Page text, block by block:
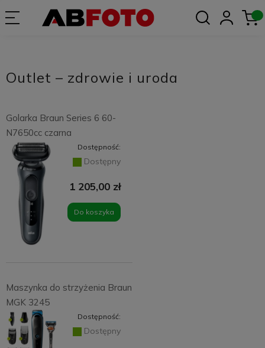
Outlet – zdrowie i uroda
Golarka Braun Series 6 60-
N7650cc czarna
Dostępność:
Dostępny
1 205,00 zł
Do koszyka
Maszynka do strzyżenia Braun
MGK 3245
Dostępność:
Dostępny